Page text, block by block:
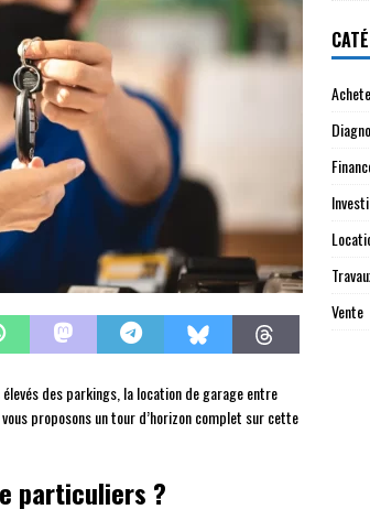
des parkings, la location de garage entre
proposons un tour d’horizon complet sur cette
particuliers ?
Vente